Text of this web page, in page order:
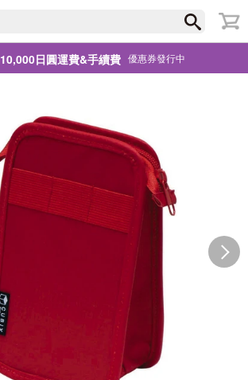
10,000日圓運費&手續費 優惠券發行中